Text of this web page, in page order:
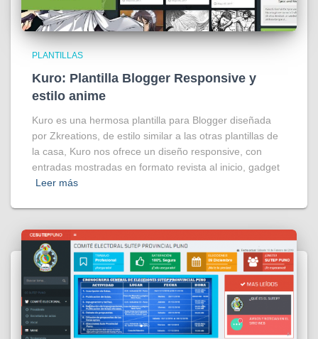
PLANTILLAS
Kuro: Plantilla Blogger Responsive y
estilo anime
Kuro es una hermosa plantilla para Blogger diseñada
por Zkreations, de estilo similar a las otras plantillas de
la casa, Kuro nos ofrece un diseño responsive, con
entradas mostradas en formato revista al inicio, gadget
Leer más